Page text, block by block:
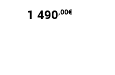
1 490,00€